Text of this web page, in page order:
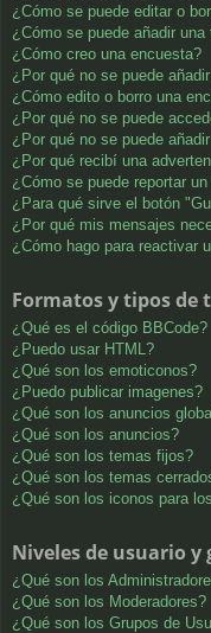
¿Cómo se puede editar o
¿Cómo se puede añadir
¿Cómo creo una encuesta?
¿Por qué no se puede
¿Cómo edito o borro una
¿Por qué no se puede
¿Por qué no se puede
¿Por qué recibí una
¿Cómo se puede reportar
¿Para qué sirve el botón
¿Por qué mis mensajes
¿Cómo hago para reactivar
Formatos y tipos de
¿Qué es el código BBCode?
¿Puedo usar HTML?
¿Qué son los emoticonos?
¿Puedo publicar imagenes?
¿Qué son los anuncios
¿Qué son los anuncios?
¿Qué son los temas fijos?
¿Qué son los temas
¿Qué son los iconos para
Niveles de usuario y
¿Qué son los
¿Qué son los Moderadores?
¿Qué son los Grupos de